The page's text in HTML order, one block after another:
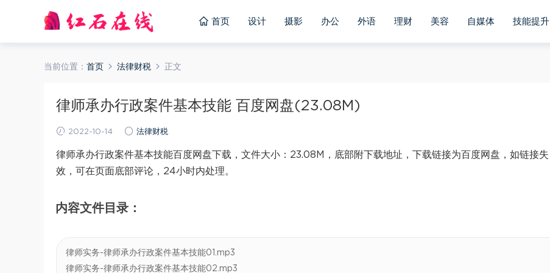
首页 设计 摄影 办公 外语 理财 美容 自媒体 技能提升
当前位置： 首页 法律财税 正文
律师承办行政案件基本技能 百度网盘(23.08M)
2022-10-14 法律财税
律师承办行政案件基本技能百度网盘下载，文件大小：23.08M，底部附下载地址，下载链接为百度网盘，如链接失
效，可在页面底部评论，24小时内处理。
内容文件目录：
律师实务-律师承办行政案件基本技能01.mp3
律师实务-律师承办行政案件基本技能02.mp3